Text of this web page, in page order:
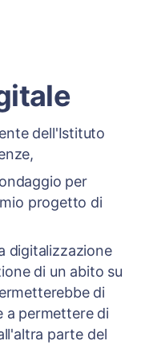
dell'Istituto
per
progetto di
digitalizzazione
di un abito su
di
a permettere di
parte del